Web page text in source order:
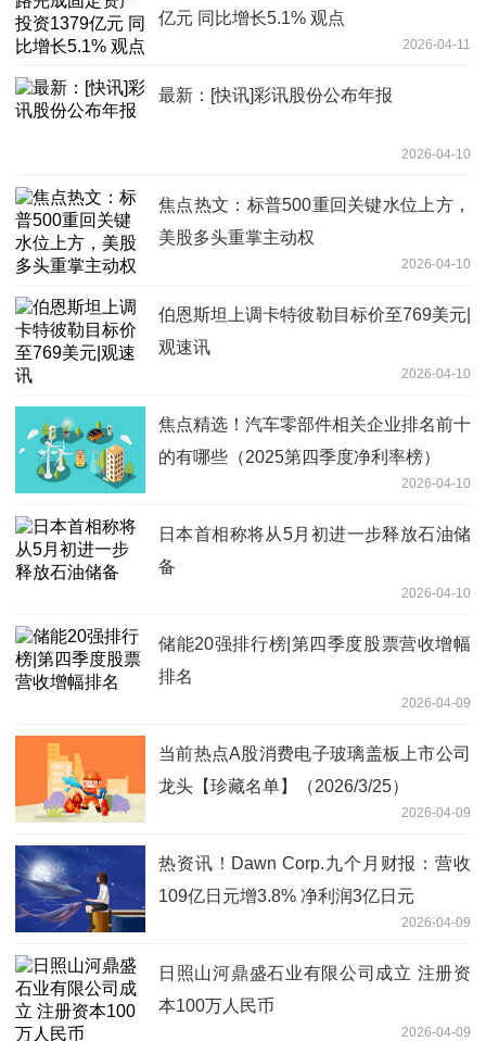
亿元 同比增长5.1% 观点
2026-04-11
最新：[快讯]彩讯股份公布年报
2026-04-10
焦点热文：标普500重回关键水位上方，
美股多头重掌主动权
2026-04-10
伯恩斯坦上调卡特彼勒目标价至769美元|
观速讯
2026-04-10
焦点精选！汽车零部件相关企业排名前十
的有哪些（2025第四季度净利率榜）
2026-04-10
日本首相称将从5月初进一步释放石油储
备
2026-04-10
储能20强排行榜|第四季度股票营收增幅
排名
2026-04-09
当前热点A股消费电子玻璃盖板上市公司
龙头【珍藏名单】（2026/3/25）
2026-04-09
热资讯！Dawn Corp.九个月财报：营收
109亿日元增3.8% 净利润3亿日元
2026-04-09
日照山河鼎盛石业有限公司成立 注册资
本100万人民币
2026-04-09